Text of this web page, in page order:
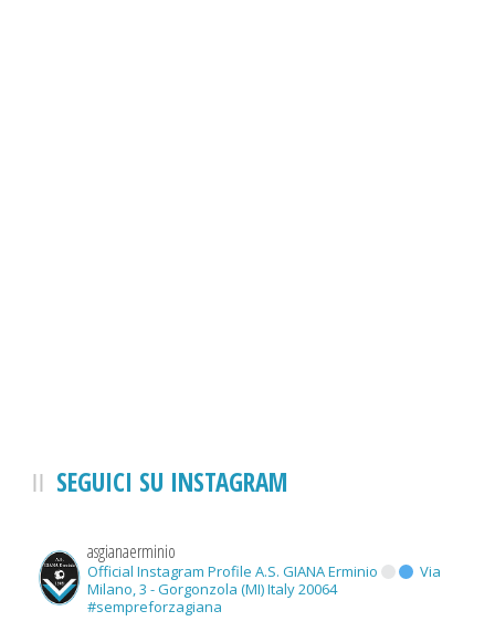
SEGUICI SU INSTAGRAM
asgianaerminio
Official Instagram Profile A.S. GIANA Erminio
Via
Milano, 3 - Gorgonzola (MI) Italy 20064
#sempreforzagiana